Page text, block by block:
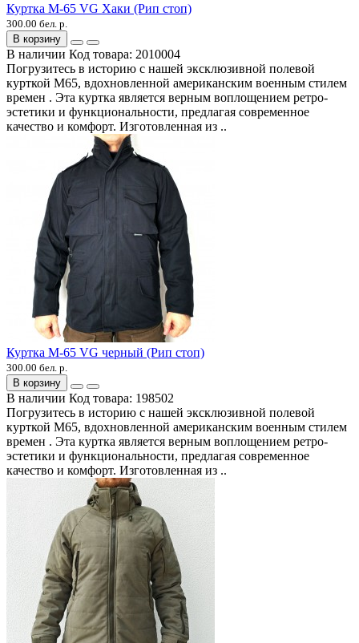
Куртка М-65 VG Хаки (Рип стоп)
300.00 бел. р.
В корзину
В наличии Код товара: 2010004
Погрузитесь в историю с нашей эксклюзивной полевой
курткой M65, вдохновленной американским военным стилем
времен . Эта куртка является верным воплощением ретро-
эстетики и функциональности, предлагая современное
качество и комфорт. Изготовленная из ..
Куртка М-65 VG черный (Рип стоп)
300.00 бел. р.
В корзину
В наличии Код товара: 198502
Погрузитесь в историю с нашей эксклюзивной полевой
курткой M65, вдохновленной американским военным стилем
времен . Эта куртка является верным воплощением ретро-
эстетики и функциональности, предлагая современное
качество и комфорт. Изготовленная из ..